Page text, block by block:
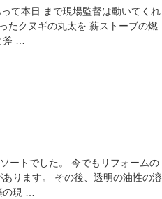
て本日 まで現場監督は動いてくれ
たクヌギの丸太を 薪ストーブの燃
…
ートでした。 今でもリフォームの
ります。 その後、透明の油性の溶
現 …